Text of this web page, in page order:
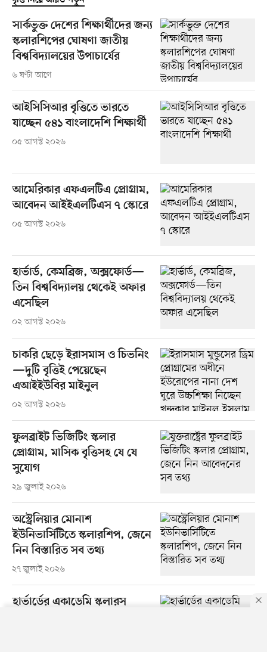
সার্কভুক্ত দেশের শিক্ষার্থীদের জন্য
স্কলারশিপের ঘোষণা জাতীয়
বিশ্ববিদ্যালয়ের উপাচার্যের
৬ ঘণ্টা আগে
আইসিসিআর বৃত্তিতে ভারতে
যাচ্ছেন ৫৪১ বাংলাদেশি শিক্ষার্থী
০৫ আগস্ট ২০২৬
আমেরিকার এফএলটিএ প্রোগ্রাম,
আবেদন আইইএলটিএস ৭ স্কোরে
০৫ আগস্ট ২০২৬
হার্ভার্ড, কেমব্রিজ, অক্সফোর্ড—
তিন বিশ্ববিদ্যালয় থেকেই অফার
এসেছিল
০২ আগস্ট ২০২৬
চাকরি ছেড়ে ইরাসমাস ও চিভনিং
—দুটি বৃত্তিই পেয়েছেন
এআইইউবির মাইনুল
০২ আগস্ট ২০২৬
ফুলব্রাইট ভিজিটিং স্কলার
প্রোগ্রাম, মাসিক বৃত্তিসহ যে যে
সুযোগ
২৯ জুলাই ২০২৬
অস্ট্রেলিয়ার মোনাশ
ইউনিভার্সিটিতে স্কলারশিপ, জেনে
নিন বিস্তারিত সব তথ্য
২৭ জুলাই ২০২৬
হার্ভার্ডের একাডেমি স্কলারস